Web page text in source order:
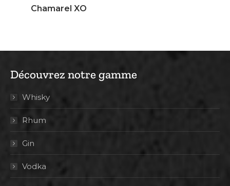
Chamarel XO
Découvrez notre gamme
Whisky
Rhum
Gin
Vodka